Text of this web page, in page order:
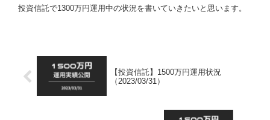
投資信託で1300万円運用中の状況を書いていきたいと思います。
【投資信託】1500万円運用状況
（2023/03/31）